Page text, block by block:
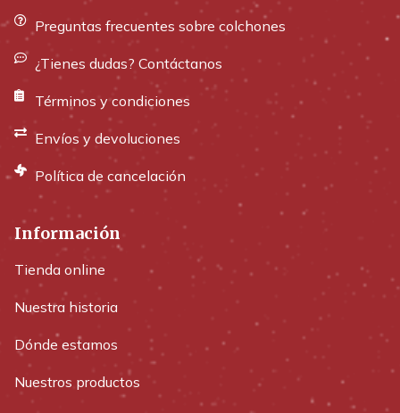
Preguntas frecuentes sobre colchones
¿Tienes dudas? Contáctanos
Términos y condiciones
Envíos y devoluciones
Política de cancelación
Información
Tienda online
Nuestra historia
Dónde estamos
Nuestros productos